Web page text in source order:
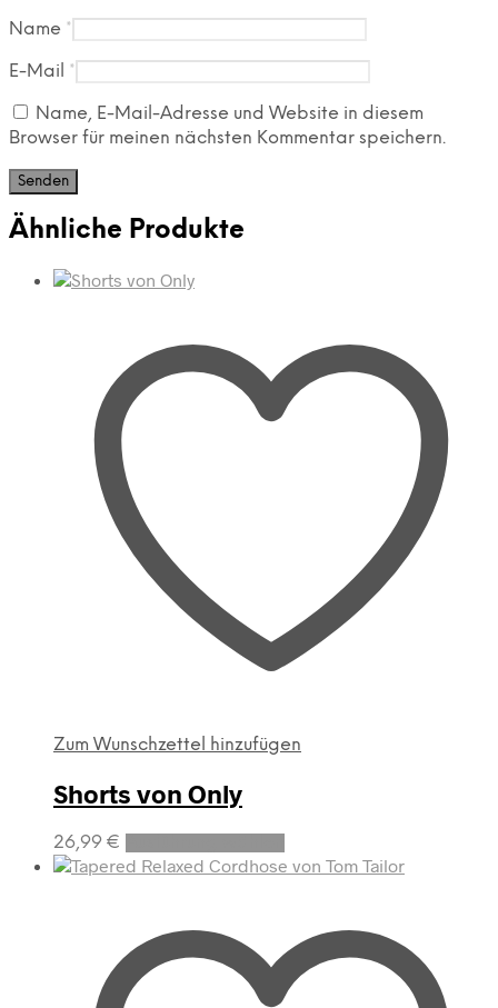
Name *
E-Mail *
Name, E-Mail-Adresse und Website in diesem
Browser für meinen nächsten Kommentar speichern.
Ähnliche Produkte
Zum Wunschzettel hinzufügen
Shorts von Only
26,99 €
Dieses
Produkt
auf.
Die
Optionen